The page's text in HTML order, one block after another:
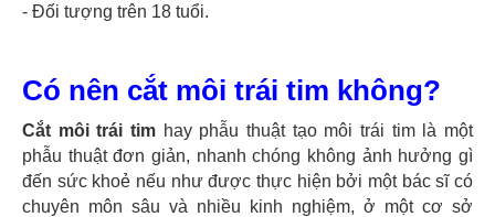
- Đối tượng trên 18 tuổi.
Có nên cắt môi trái tim không?
Cắt môi trái tim hay phẫu thuật tạo môi trái tim là một
phẫu thuật đơn giản, nhanh chóng không ảnh hưởng gì
đến sức khoẻ nếu như được thực hiện bởi một bác sĩ có
chuyên môn sâu và nhiều kinh nghiệm, ở một cơ sở